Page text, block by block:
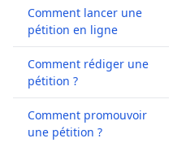
Comment lancer une
pétition en ligne
Comment rédiger une
pétition ?
Comment promouvoir
une pétition ?